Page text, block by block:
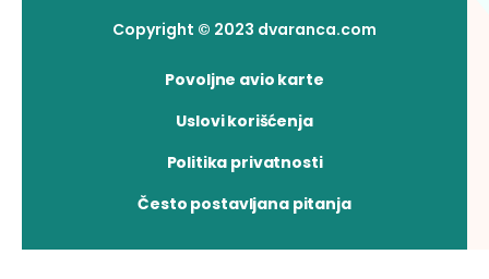
Copyright © 2023 dvaranca.com
Povoljne avio karte
Uslovi korišćenja
Politika privatnosti
Često postavljana pitanja